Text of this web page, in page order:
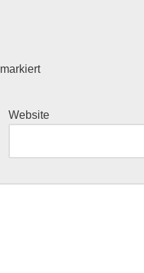
markiert
Website